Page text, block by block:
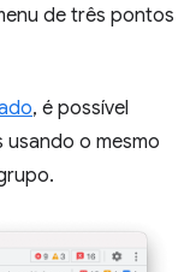
de três pontos
, é possível
o mesmo